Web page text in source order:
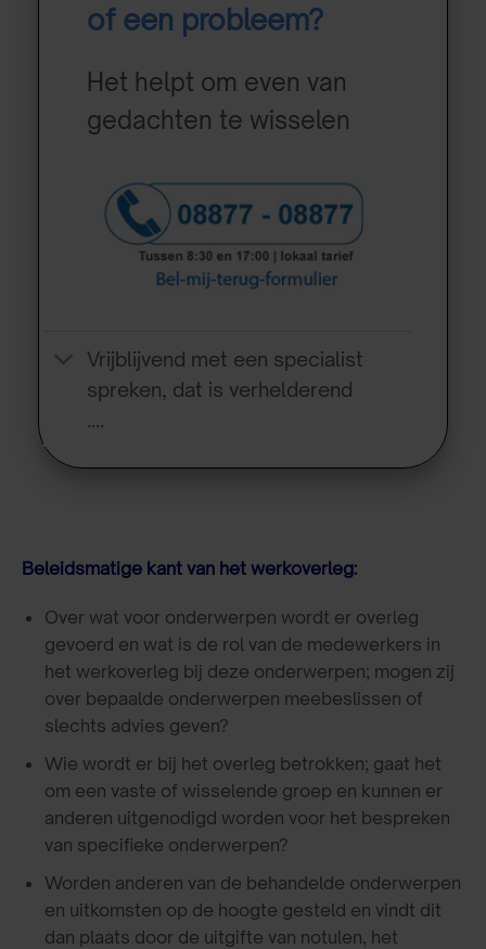
of een probleem?
Het helpt om even van
gedachten te wisselen
Vrijblijvend met een specialist
spreken, dat is verhelderend
….
Beleidsmatige kant van het werkoverleg:
Over wat voor onderwerpen wordt er overleg
gevoerd en wat is de rol van de medewerkers in
het werkoverleg bij deze onderwerpen; mogen zij
over bepaalde onderwerpen meebeslissen of
slechts advies geven?
Wie wordt er bij het overleg betrokken; gaat het
om een vaste of wisselende groep en kunnen er
anderen uitgenodigd worden voor het bespreken
van specifieke onderwerpen?
Worden anderen van de behandelde onderwerpen
en uitkomsten op de hoogte gesteld en vindt dit
dan plaats door de uitgifte van notulen, het